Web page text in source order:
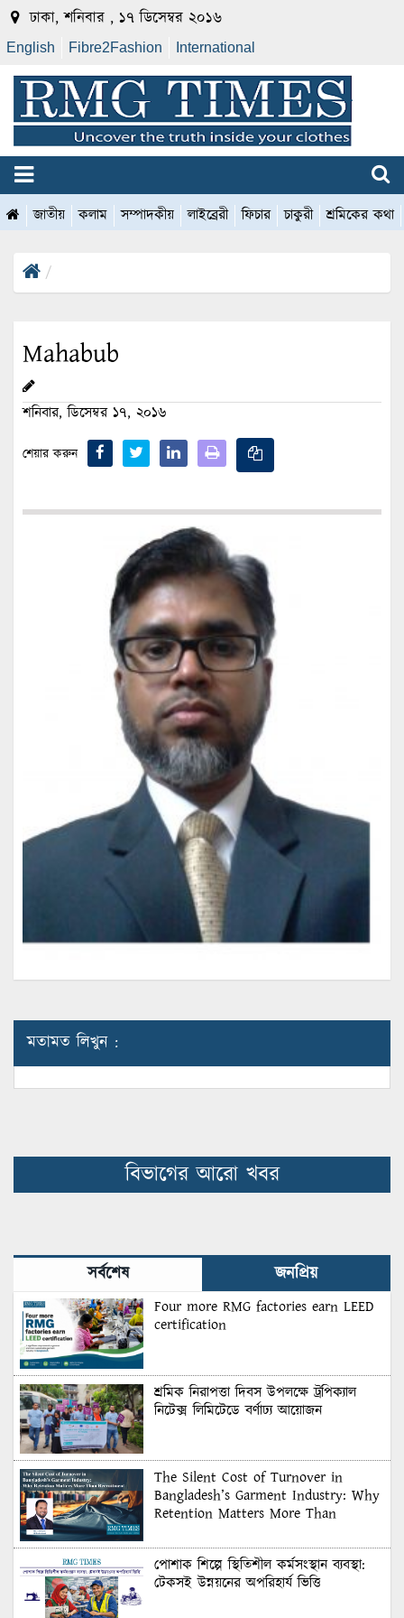
ঢাকা, শনিবার , ১৭ ডিসেম্বর ২০১৬
English Fibre2Fashion International
জাতীয় কলাম সম্পাদকীয় লাইব্রেরী ফিচার চাকুরী শ্রমিকের কথা
Mahabub
শনিবার, ডিসেম্বর ১৭, ২০১৬
শেয়ার করুন
মতামত লিখুন :
বিভাগের আরো খবর
সর্বশেষ জনপ্রিয়
Four more RMG factories earn LEED
certification
শ্রমিক নিরাপত্তা দিবস উপলক্ষে ট্রপিক্যাল
নিটেক্স লিমিটেডে বর্ণাঢ্য আয়োজন
The Silent Cost of Turnover in
Bangladesh’s Garment Industry: Why
Retention Matters More Than
পোশাক শিল্পে স্থিতিশীল কর্মসংস্থান ব্যবস্থা:
টেকসই উন্নয়নের অপরিহার্য ভিত্তি